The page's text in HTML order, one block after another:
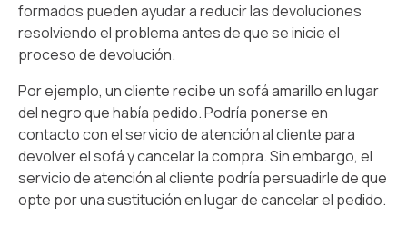
formados pueden ayudar a reducir las devoluciones
resolviendo el problema antes de que se inicie el
proceso de devolución.
Por ejemplo, un cliente recibe un sofá amarillo en lugar
del negro que había pedido. Podría ponerse en
contacto con el servicio de atención al cliente para
devolver el sofá y cancelar la compra. Sin embargo, el
servicio de atención al cliente podría persuadirle de que
opte por una sustitución en lugar de cancelar el pedido.